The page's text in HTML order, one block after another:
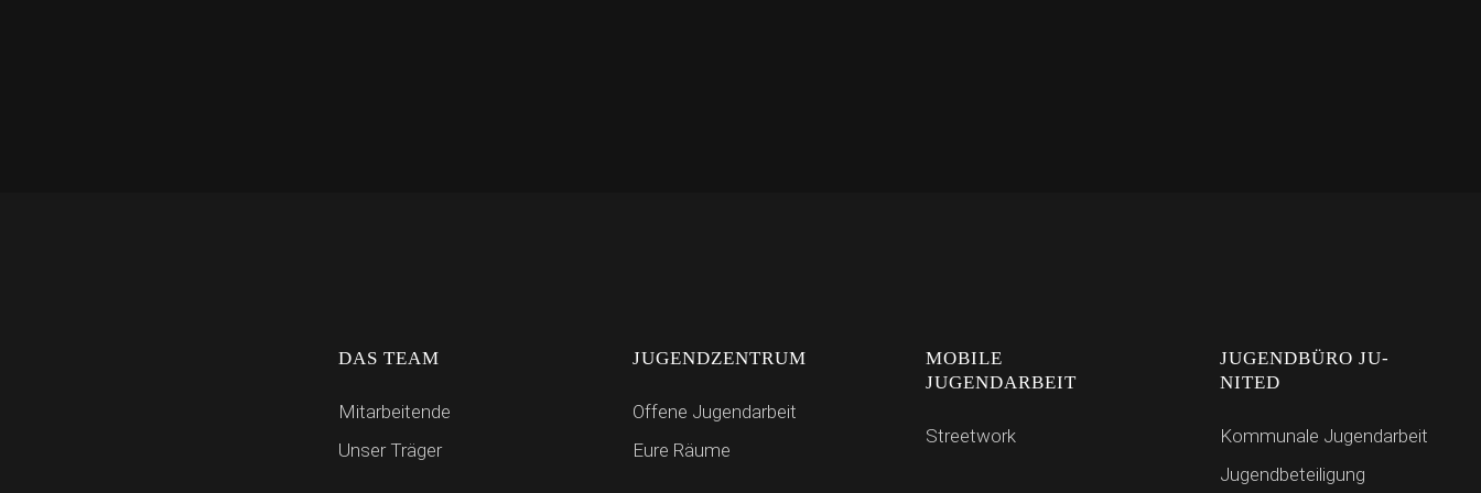
DAS TEAM
Mitarbeitende
Unser Träger
JUGENDZENTRUM
Offene Jugendarbeit
Eure Räume
MOBILE
JUGENDARBEIT
Streetwork
JUGENDBÜRO JU-
NITED
Kommunale Jugendarbeit
Jugendbeteiligung